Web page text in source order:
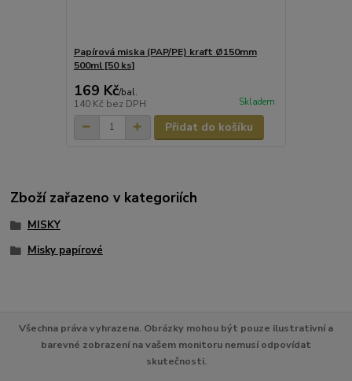
Papírová miska (PAP/PE) kraft Ø150mm
500ml [50 ks]
169 Kč/bal.
140 Kč bez DPH Skladem
Přidat do košíku
Zboží zařazeno v kategoriích
MISKY
Misky papírové
Všechna práva vyhrazena. Obrázky mohou být pouze ilustrativní a
barevné zobrazení na vašem monitoru nemusí odpovídat
skutečnosti.